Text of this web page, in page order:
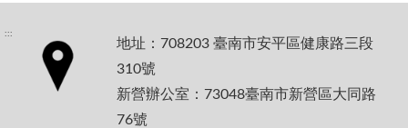
:::
地址：708203 臺南市安平區健康路三段
310號
新營辦公室：73048臺南市新營區大同路
76號